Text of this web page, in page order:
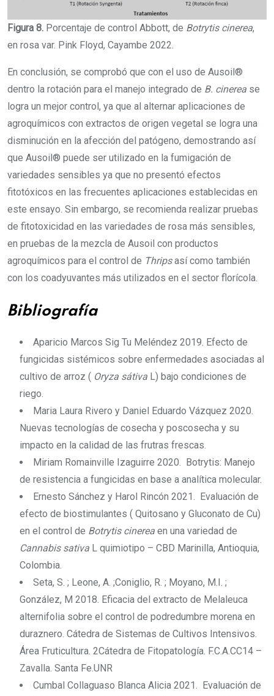
Figura 8. Porcentaje de control Abbott, de Botrytis cinerea,
en rosa var. Pink Floyd, Cayambe 2022.
En conclusión, se comprobó que con el uso de Ausoil®
dentro la rotación para el manejo integrado de B. cinerea se
logra un mejor control, ya que al alternar aplicaciones de
agroquímicos con extractos de origen vegetal se logra una
disminución en la afección del patógeno, demostrando así
que Ausoil® puede ser utilizado en la fumigación de
variedades sensibles ya que no presentó efectos
fitotóxicos en las frecuentes aplicaciones establecidas en
este ensayo. Sin embargo, se recomienda realizar pruebas
de fitotoxicidad en las variedades de rosa más sensibles,
en pruebas de la mezcla de Ausoil con productos
agroquímicos para el control de Thripsasí como también
con los coadyuvantes más utilizados en el sector florícola.
Bibliografía
Aparicio Marcos Sig Tu Meléndez 2019. Efecto de
fungicidas sistémicos sobre enfermedades asociadas al
cultivo de arroz ( Oryza sátiva L) bajo condiciones de
riego.
Maria Laura Rivero y Daniel Eduardo Vázquez 2020.
Nuevas tecnologías de cosecha y poscosecha y su
impacto en la calidad de las frutras frescas.
Miriam Romainville Izaguirre 2020. Botrytis: Manejo
de resistencia a fungicidas en base a analítica molecular.
Ernesto Sánchez y Harol Rincón 2021. Evaluación de
efecto de biostimulantes ( Quitosano y Gluconato de Cu)
en el control de Botrytis cinerea en una variedad de
Cannabis sativa L quimiotipo – CBD Marinilla, Antioquia,
Colombia.
Seta, S. ; Leone, A. ;Coniglio, R. ; Moyano, M.I. ;
González, M 2018. Eficacia del extracto de Melaleuca
alternifolia sobre el control de podredumbre morena en
duraznero. Cátedra de Sistemas de Cultivos Intensivos.
Área Fruticultura. 2Cátedra de Fitopatología. F.C.A.CC14 –
Zavalla. Santa Fe.UNR
Cumbal Collaguaso Blanca Alicia 2021. Evaluación de